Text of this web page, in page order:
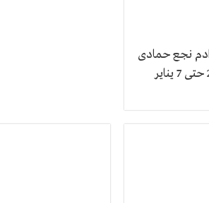
نجع حمادى
من 25 ديسمبر 2022 حتى 7 يناير